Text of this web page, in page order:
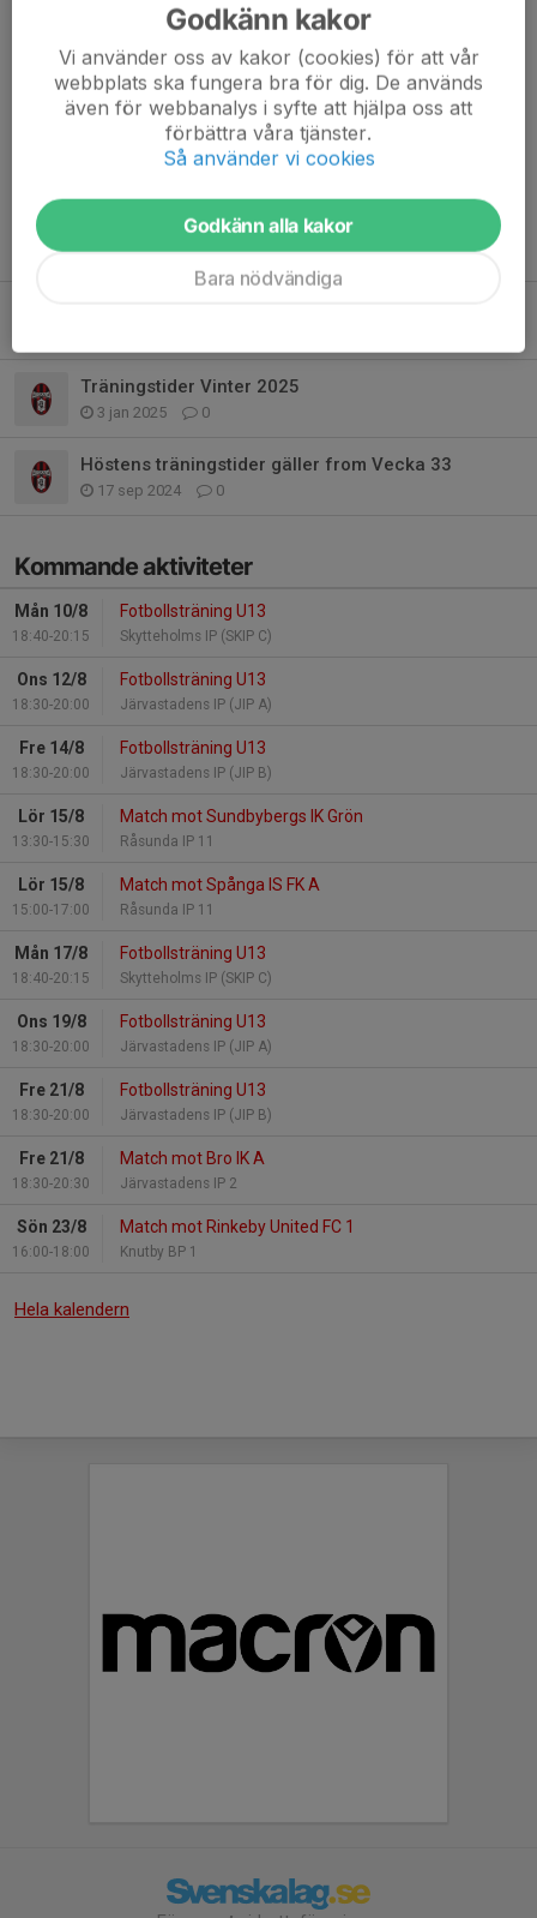
Tisdagar 18:30 - 20:00 Skytteholms IP (Plan B)
Onsdagar 18:30 - 20:00 Råstasjön 7A
Torsdagar 18:30 - 20:00 Tallbacka IP
OBS! Onsdagens träningstid ändrad till 18:30 - 20:00!
Fler nyheter
Träningstider Vinter 2025
3 jan 2025 0
Höstens träningstider gäller from Vecka 33
17 sep 2024 0
Kommande aktiviteter
Mån 10/8
18:40-20:15
Fotbollsträning U13
Skytteholms IP (SKIP C)
Ons 12/8
18:30-20:00
Fotbollsträning U13
Järvastadens IP (JIP A)
Fre 14/8
18:30-20:00
Fotbollsträning U13
Järvastadens IP (JIP B)
Lör 15/8
13:30-15:30
Match mot Sundbybergs IK Grön
Råsunda IP 11
Lör 15/8
15:00-17:00
Match mot Spånga IS FK A
Råsunda IP 11
Mån 17/8
18:40-20:15
Fotbollsträning U13
Skytteholms IP (SKIP C)
Ons 19/8
18:30-20:00
Fotbollsträning U13
Järvastadens IP (JIP A)
Fre 21/8
18:30-20:00
Fotbollsträning U13
Järvastadens IP (JIP B)
Fre 21/8
18:30-20:30
Match mot Bro IK A
Järvastadens IP 2
Sön 23/8
16:00-18:00
Match mot Rinkeby United FC 1
Knutby BP 1
Hela kalendern
Godkänn kakor
Vi använder oss av kakor (cookies) för att vår
webbplats ska fungera bra för dig. De används
även för webbanalys i syfte att hjälpa oss att
förbättra våra tjänster.
Så använder vi cookies
Godkänn alla kakor
Bara nödvändiga